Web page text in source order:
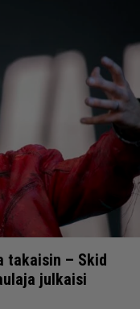
takaisin – Skid
julkaisi